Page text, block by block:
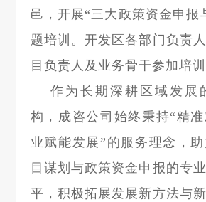
邑，开展“三大政策资金申报
题培训。开发区各部门负责
目负责人及业务骨干参加培训
作为长期深耕区域发展
构，成咨公司始终秉持“精
业赋能发展”的服务理念，
目谋划与政策资金申报的专
平，积极拓展发展新方法与